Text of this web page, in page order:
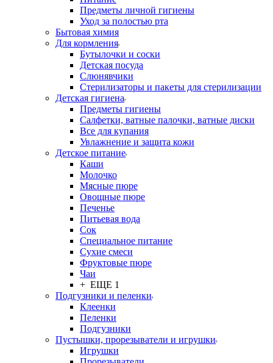
Предметы личной гигиены
Уход за полостью рта
Бытовая химия
Для кормления
Бутылочки и соски
Детская посуда
Слюнявчики
Стерилизаторы и пакеты для стерилизации
Детская гигиена
Предметы гигиены
Салфетки, ватные палочки, ватные диски
Все для купания
Увлажнение и защита кожи
Детское питание
Каши
Молочко
Мясные пюре
Овощные пюре
Печенье
Питьевая вода
Сок
Специальное питание
Сухие смеси
Фруктовые пюре
Чаи
+ ЕЩЕ 1
Подгузники и пеленки
Клеенки
Пеленки
Подгузники
Пустышки, прорезыватели и игрушки
Игрушки